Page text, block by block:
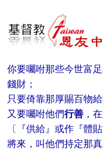
你要囑咐那些今世富
錢財；
只要倚靠那厚賜百物
又要囑咐他們行善 ，
〔『供給』或作『體
將來，叫他們持定那真